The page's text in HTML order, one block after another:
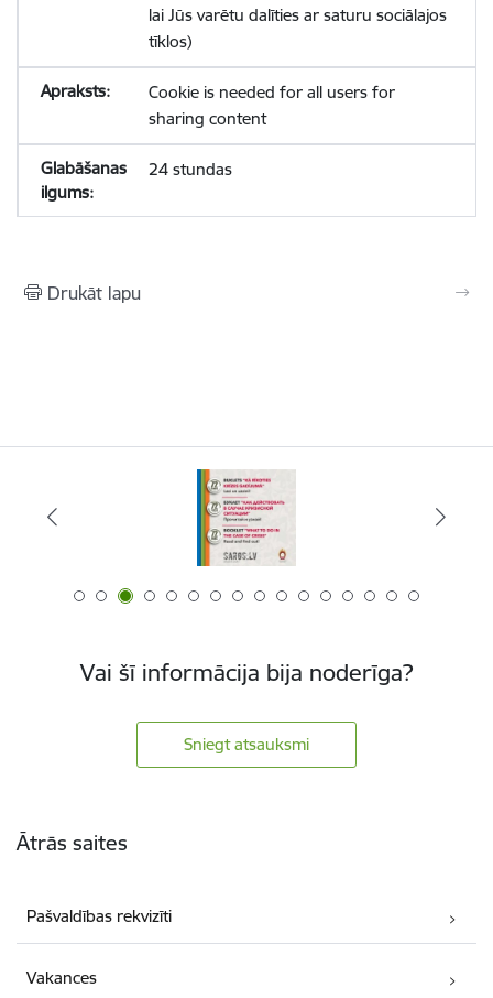
lai Jūs varētu dalīties ar saturu sociālajos
tīklos)
Cookie is needed for all users for
sharing content
24 stundas
Drukāt lapu
Vai šī informācija bija noderīga?
Sniegt atsauksmi
Ātrās saites
Pašvaldības rekvizīti
Vakances